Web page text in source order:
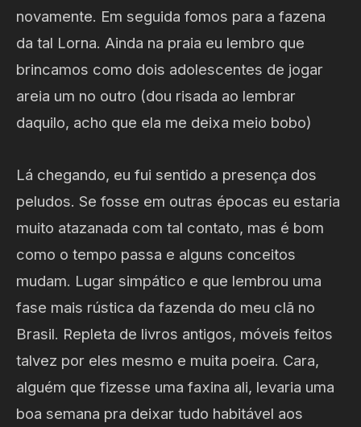
novamente. Em seguida fomos para a fazena
da tal Lorna. Ainda na praia eu lembro que
brincamos como dois adolescentes de jogar
areia um no outro (dou risada ao lembrar
daquilo, acho que ela me deixa meio bobo)
Lá chegando, eu fui sentido a presença dos
peludos. Se fosse em outras épocas eu estaria
muito atazanada com tal contato, mas é bom
como o tempo passa e alguns conceitos
mudam. Lugar simpático e que lembrou uma
fase mais rústica da fazenda do meu clã no
Brasil. Repleta de livros antigos, móveis feitos
talvez por eles mesmo e muita poeira. Cara,
alguém que fizesse uma faxina ali, levaria uma
boa semana pra deixar tudo habitável aos